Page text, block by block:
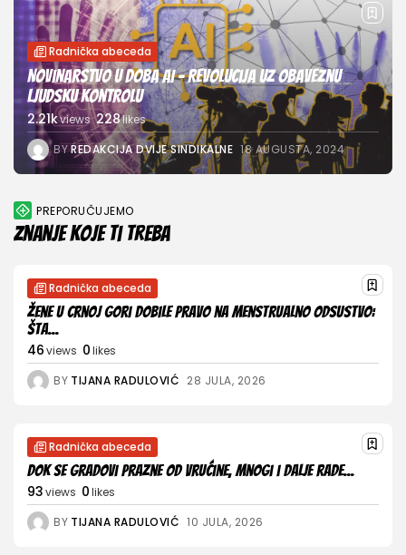
Radnička abeceda
Novinarstvo u doba AI – Revolucija uz obaveznu
ljudsku kontrolu
2.21kviews 228likes
BYREDAKCIJA DVIJE SINDIKALNE 18 AUGUSTA, 2024
PREPORUČUJEMO
Znanje koje ti treba
Radnička abeceda
Žene u Crnoj Gori dobile pravo na menstrualno odsustvo:
Šta...
46views 0likes
BY TIJANA RADULOVIĆ 28 JULA, 2026
Radnička abeceda
Dok se gradovi prazne od vrućine, mnogi i dalje rade...
93views 0likes
BY TIJANA RADULOVIĆ 10 JULA, 2026